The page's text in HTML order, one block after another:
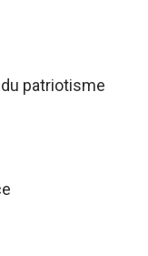
patriotisme